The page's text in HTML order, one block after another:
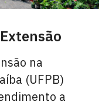
na
(UFPB)
a